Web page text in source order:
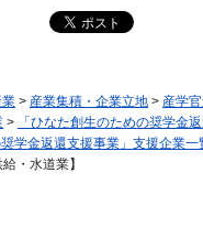
業 > 産業集積・企業立地 > 産学
>
「ひなた創生のための奨学金
奨学金返還支援事業」支援企業一
・水道業】